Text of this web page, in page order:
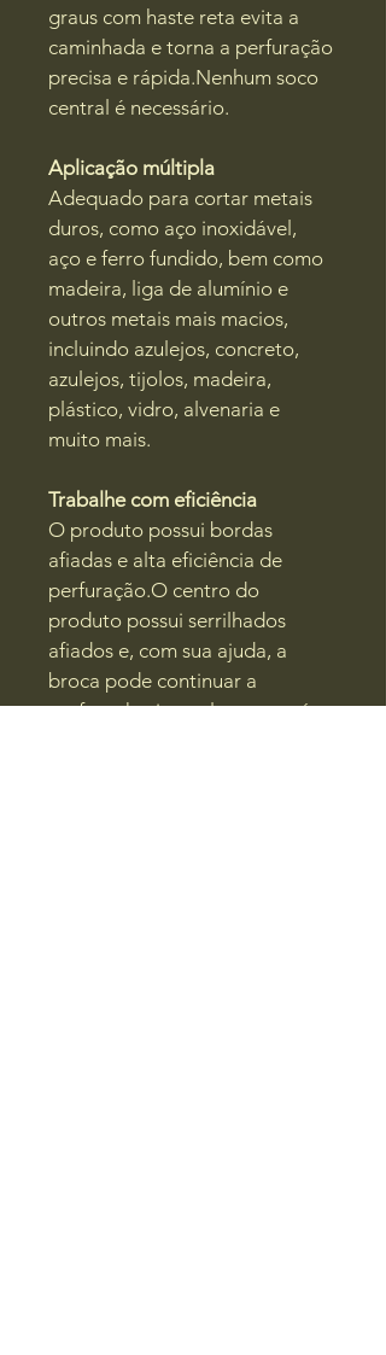
graus com haste reta evita a
caminhada e torna a perfuração
precisa e rápida.Nenhum soco
central é necessário.
Aplicação múltipla
Adequado para cortar metais
duros, como aço inoxidável,
aço e ferro fundido, bem como
madeira, liga de alumínio e
outros metais mais macios,
incluindo azulejos, concreto,
azulejos, tijolos, madeira,
plástico, vidro, alvenaria e
muito mais.
Trabalhe com eficiência
O produto possui bordas
afiadas e alta eficiência de
perfuração.O centro do
produto possui serrilhados
afiados e, com sua ajuda, a
broca pode continuar a
perfurar horizontalmente após